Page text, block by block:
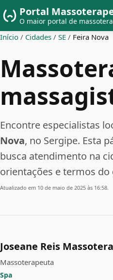
Portal
O maior portal de
Início / Cidades / SE / Feira Nova
Encontre especialistas
Nova, no Sergipe. Esta
busca atendimento na
orientações e termos
Atualizado em 10 de maio de 2025 às 16:58.
Joseane Reis
Massoterapeuta
Spa